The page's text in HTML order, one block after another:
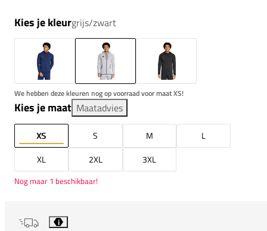
Kies je kleurgrijs/zwart
We hebben deze kleuren nog op voorraad voor maat XS!
Kies je maat Maatadvies
XS S M
L
XL
2XL 3XL
Nog maar 1 beschikbaar!
i